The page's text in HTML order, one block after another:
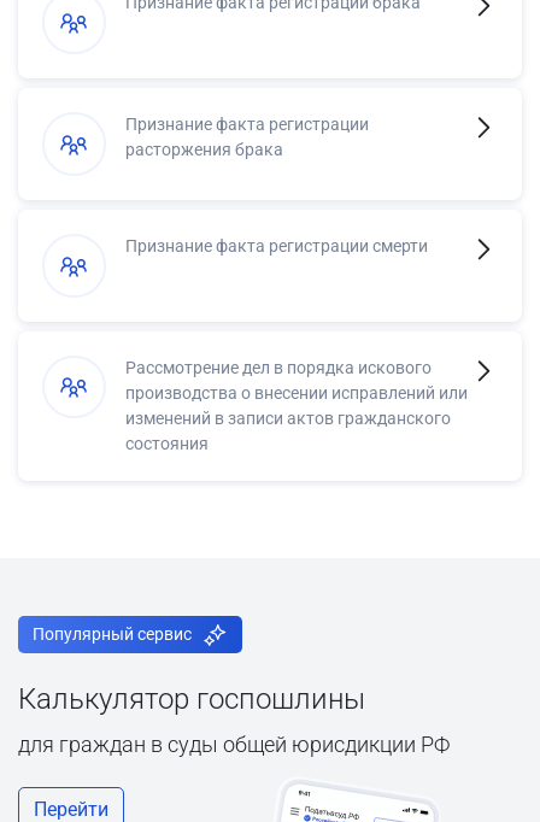
Признание факта регистрации
расторжения брака
Признание факта регистрации смерти
Рассмотрение дел в порядка искового
производства о внесении исправлений или
изменений в записи актов гражданского
состояния
Популярный сервис
Калькулятор госпошлины
для граждан в суды общей юрисдикции РФ
Перейти